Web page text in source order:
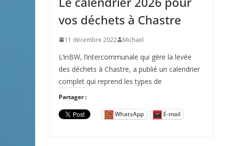
vos déchets à Chastre
11 décembre 2022 Michaël
L’inBW, l’intercommunale qui gère la levée
des déchets à Chastre, a publié un calendrier
complet qui reprend les types de
Partager :
WhatsApp E-mail